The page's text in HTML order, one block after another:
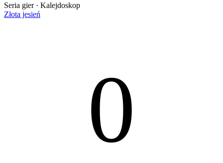
Seria gier · Kalejdoskop
Złota jesień
0